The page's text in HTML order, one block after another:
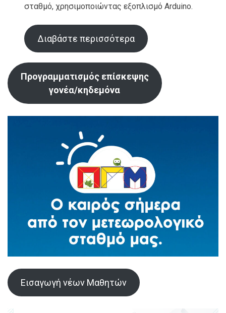
σταθμό, χρησιμοποιώντας εξοπλισμό Arduino.
Διαβάστε περισσότερα
Προγραμματισμός επίσκεψης
γονέα/κηδεμόνα
Εισαγωγή νέων Μαθητών